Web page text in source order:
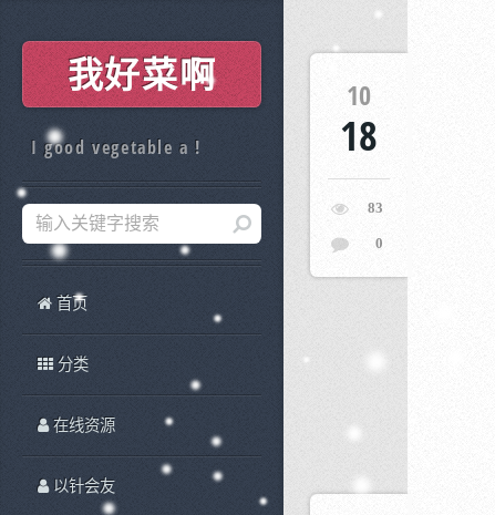
我好菜啊
I good vegetable a !
首页
分类
在线资源
以针会友
10
18
83
0